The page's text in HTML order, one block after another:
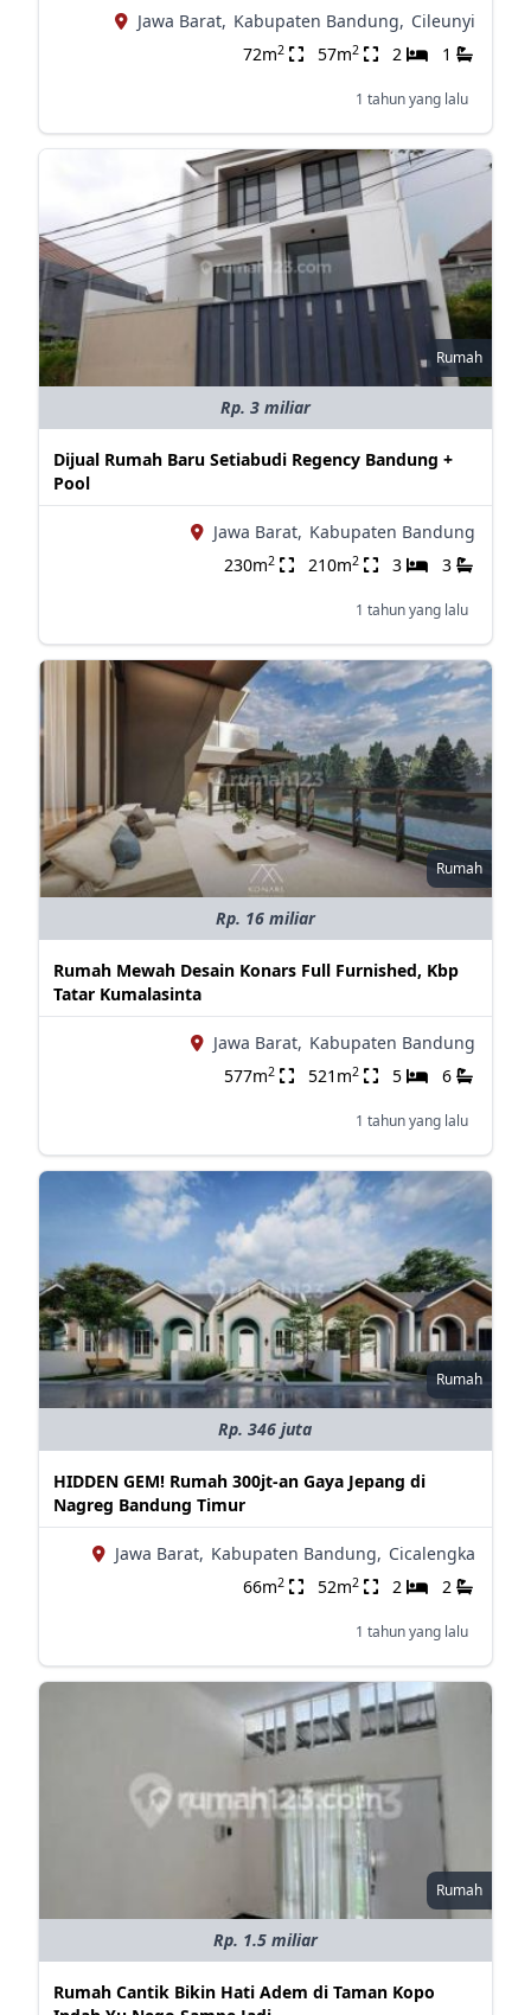
Jawa Barat, Kabupaten Bandung, Cileunyi
72m2 57m2 2 1
1 tahun yang lalu
Rumah
Rp. 3 miliar
Dijual Rumah Baru Setiabudi Regency Bandung +
Pool
Jawa Barat, Kabupaten Bandung
230m2 210m2 3 3
1 tahun yang lalu
Rumah
Rp. 16 miliar
Rumah Mewah Desain Konars Full Furnished, Kbp
Tatar Kumalasinta
Jawa Barat, Kabupaten Bandung
577m2 521m2 5 6
1 tahun yang lalu
Rumah
Rp. 346 juta
HIDDEN GEM! Rumah 300jt-an Gaya Jepang di
Nagreg Bandung Timur
Jawa Barat, Kabupaten Bandung, Cicalengka
66m2 52m2 2 2
1 tahun yang lalu
Rumah
Rp. 1.5 miliar
Rumah Cantik Bikin Hati Adem di Taman Kopo